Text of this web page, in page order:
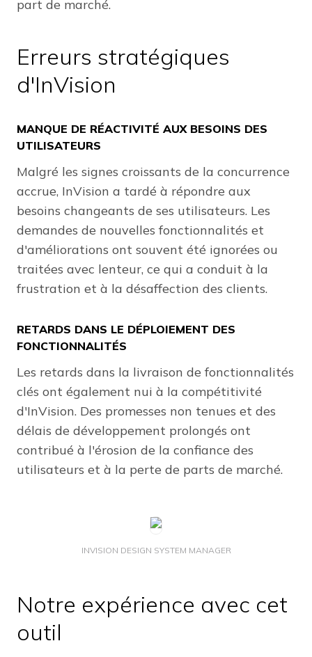
part de marché.
Erreurs stratégiques
d'InVision
MANQUE DE RÉACTIVITÉ AUX BESOINS DES
UTILISATEURS
Malgré les signes croissants de la concurrence
accrue, InVision a tardé à répondre aux
besoins changeants de ses utilisateurs. Les
demandes de nouvelles fonctionnalités et
d'améliorations ont souvent été ignorées ou
traitées avec lenteur, ce qui a conduit à la
frustration et à la désaffection des clients.
RETARDS DANS LE DÉPLOIEMENT DES
FONCTIONNALITÉS
Les retards dans la livraison de fonctionnalités
clés ont également nui à la compétitivité
d'InVision. Des promesses non tenues et des
délais de développement prolongés ont
contribué à l'érosion de la confiance des
utilisateurs et à la perte de parts de marché.
INVISION DESIGN SYSTEM MANAGER
Notre expérience avec cet
outil